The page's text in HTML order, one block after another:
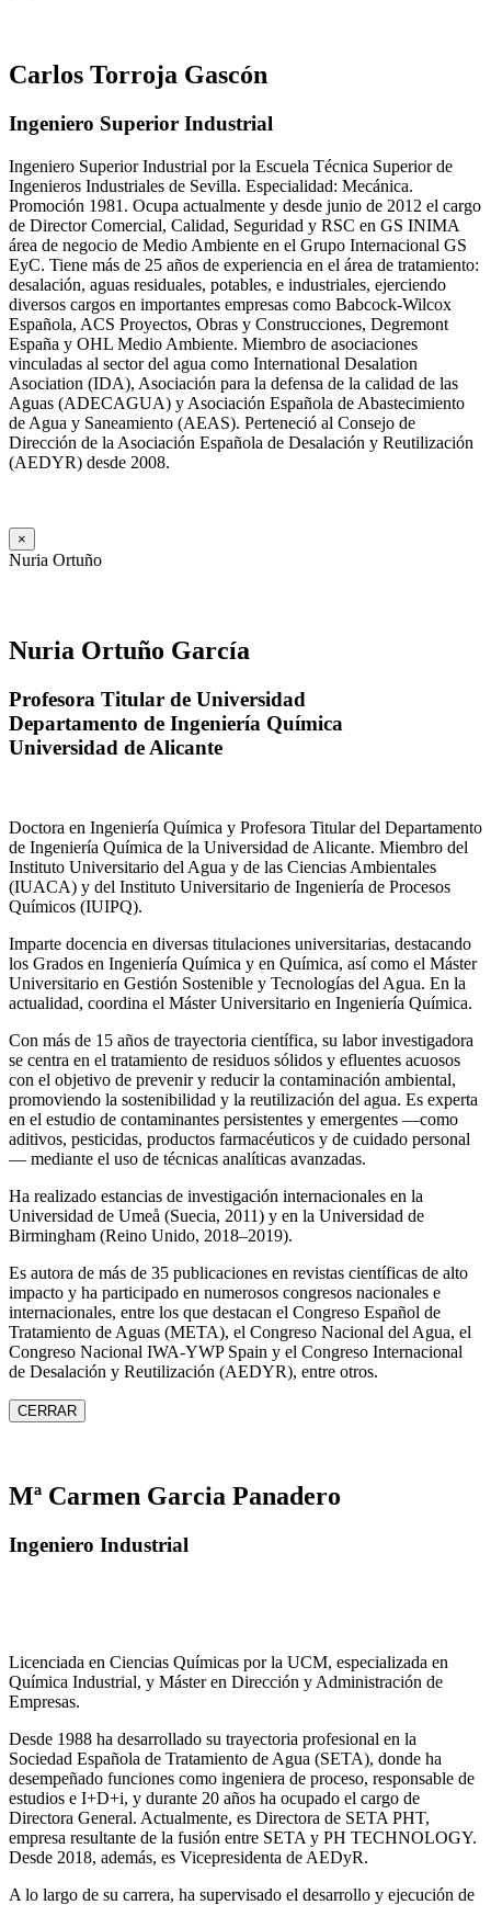
Carlos Torroja Gascón
Ingeniero Superior Industrial
Ingeniero Superior Industrial por la Escuela Técnica Superior de
Ingenieros Industriales de Sevilla. Especialidad: Mecánica.
Promoción 1981. Ocupa actualmente y desde junio de 2012 el cargo
de Director Comercial, Calidad, Seguridad y RSC en GS INIMA
área de negocio de Medio Ambiente en el Grupo Internacional GS
EyC. Tiene más de 25 años de experiencia en el área de tratamiento:
desalación, aguas residuales, potables, e industriales, ejerciendo
diversos cargos en importantes empresas como Babcock-Wilcox
Española, ACS Proyectos, Obras y Construcciones, Degremont
España y OHL Medio Ambiente. Miembro de asociaciones
vinculadas al sector del agua como International Desalation
Asociation (IDA), Asociación para la defensa de la calidad de las
Aguas (ADECAGUA) y Asociación Española de Abastecimiento
de Agua y Saneamiento (AEAS). Perteneció al Consejo de
Dirección de la Asociación Española de Desalación y Reutilización
(AEDYR) desde 2008.
×
Nuria Ortuño
Nuria Ortuño García
Profesora Titular de Universidad
Departamento de Ingeniería Química
Universidad de Alicante
Doctora en Ingeniería Química y Profesora Titular del Departamento
de Ingeniería Química de la Universidad de Alicante. Miembro del
Instituto Universitario del Agua y de las Ciencias Ambientales
(IUACA) y del Instituto Universitario de Ingeniería de Procesos
Químicos (IUIPQ).
Imparte docencia en diversas titulaciones universitarias, destacando
los Grados en Ingeniería Química y en Química, así como el Máster
Universitario en Gestión Sostenible y Tecnologías del Agua. En la
actualidad, coordina el Máster Universitario en Ingeniería Química.
Con más de 15 años de trayectoria científica, su labor investigadora
se centra en el tratamiento de residuos sólidos y efluentes acuosos
con el objetivo de prevenir y reducir la contaminación ambiental,
promoviendo la sostenibilidad y la reutilización del agua. Es experta
en el estudio de contaminantes persistentes y emergentes —como
aditivos, pesticidas, productos farmacéuticos y de cuidado personal
— mediante el uso de técnicas analíticas avanzadas.
Ha realizado estancias de investigación internacionales en la
Universidad de Umeå (Suecia, 2011) y en la Universidad de
Birmingham (Reino Unido, 2018–2019).
Es autora de más de 35 publicaciones en revistas científicas de alto
impacto y ha participado en numerosos congresos nacionales e
internacionales, entre los que destacan el Congreso Español de
Tratamiento de Aguas (META), el Congreso Nacional del Agua, el
Congreso Nacional IWA‑YWP Spain y el Congreso Internacional
de Desalación y Reutilización (AEDYR), entre otros.
CERRAR
Mª Carmen Garcia Panadero
Ingeniero Industrial
Licenciada en Ciencias Químicas por la UCM, especializada en
Química Industrial, y Máster en Dirección y Administración de
Empresas.
Desde 1988 ha desarrollado su trayectoria profesional en la
Sociedad Española de Tratamiento de Agua (SETA), donde ha
desempeñado funciones como ingeniera de proceso, responsable de
estudios e I+D+i, y durante 20 años ha ocupado el cargo de
Directora General. Actualmente, es Directora de SETA PHT,
empresa resultante de la fusión entre SETA y PH TECHNOLOGY.
Desde 2018, además, es Vicepresidenta de AEDyR.
A lo largo de su carrera, ha supervisado el desarrollo y ejecución de